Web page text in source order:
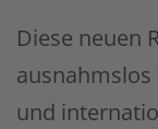
Diese neuen
ausnahmslos
und